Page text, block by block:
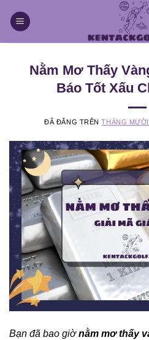
đến
Nằm Mơ Thấy
Báo Tốt Xấu
ĐÃ ĐĂNG TRÊNTHÁNG
Bạn đã bao giờnằm mơ thấy